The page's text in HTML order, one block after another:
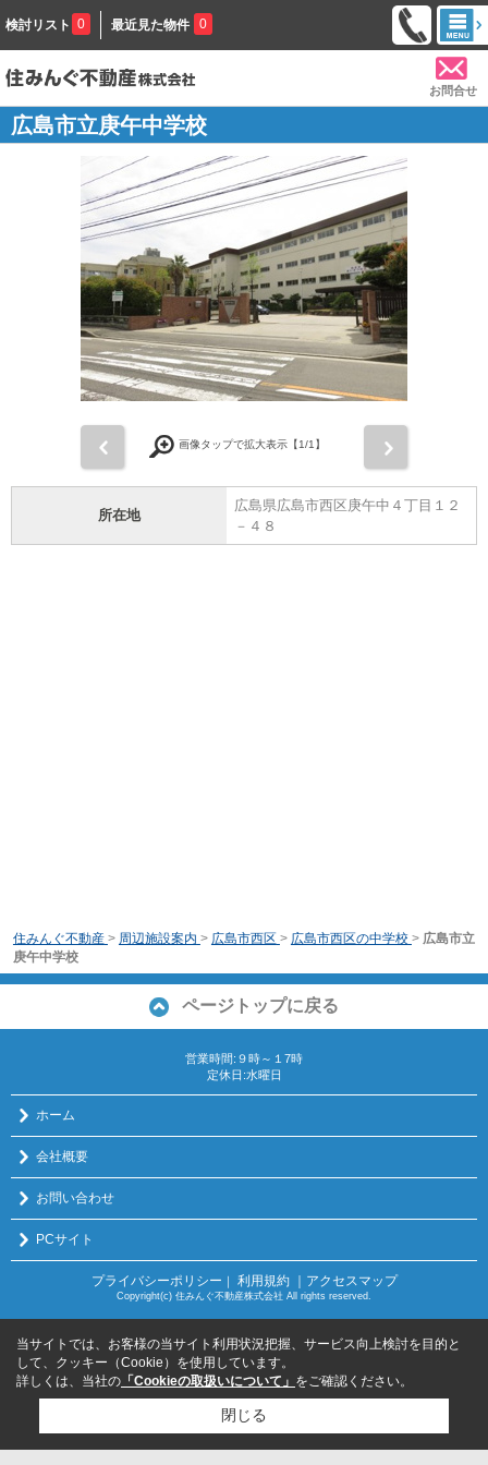
検討リスト 0 最近見た物件 0
お問合せ
広島市立庚午中学校
画像タップで拡大表示【1/1】
所在地
広島県広島市西区庚午中４丁目１２
－４８
住みんぐ不動産 > 周辺施設案内 > 広島市西区 > 広島市西区の中学校 > 広島市立
庚午中学校
ページトップに戻る
営業時間:９時～１7時
定休日:水曜日
ホーム
会社概要
お問い合わせ
PCサイト
プライバシーポリシー ｜ 利用規約 ｜アクセスマップ
Copyright(c) 住みんぐ不動産株式会社 All rights reserved.
当サイトでは、お客様の当サイト利用状況把握、サービス向上検討を目的と
して、クッキー（Cookie）を使用しています。
詳しくは、当社の 「Cookieの取扱いについて」 をご確認ください。
閉じる